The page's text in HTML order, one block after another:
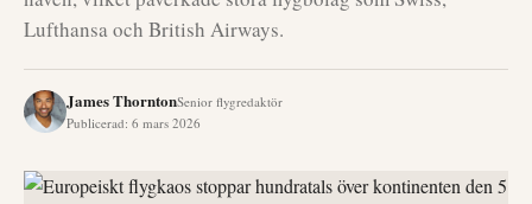
Lufthansa och British Airways.
James ThorntonSenior flygredaktör
Publicerad: 6 mars 2026